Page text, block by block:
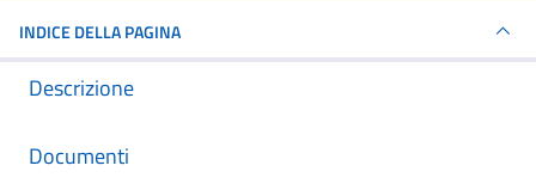
INDICE DELLA PAGINA
Descrizione
Documenti